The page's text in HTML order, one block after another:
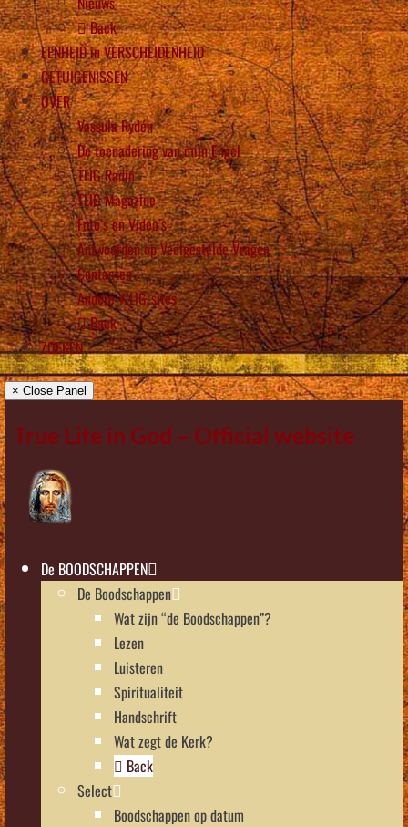
Back
EENHEID in VERSCHEIDENHEID
GETUIGENISSEN
OVER
Vassula Rydén
De toenadering van mijn Engel
TLIG Radio
TLIG Magazine
Foto’s en Video’s
Antwoorden op Veelgestelde Vragen
Contacten
Andere WLIG-sites
Back
ZOEKEN
× Close Panel
True Life in God – Official website
De BOODSCHAPPEN
De Boodschappen
Wat zijn “de Boodschappen”?
Lezen
Luisteren
Spiritualiteit
Handschrift
Wat zegt de Kerk?
Back
Select
Boodschappen op datum